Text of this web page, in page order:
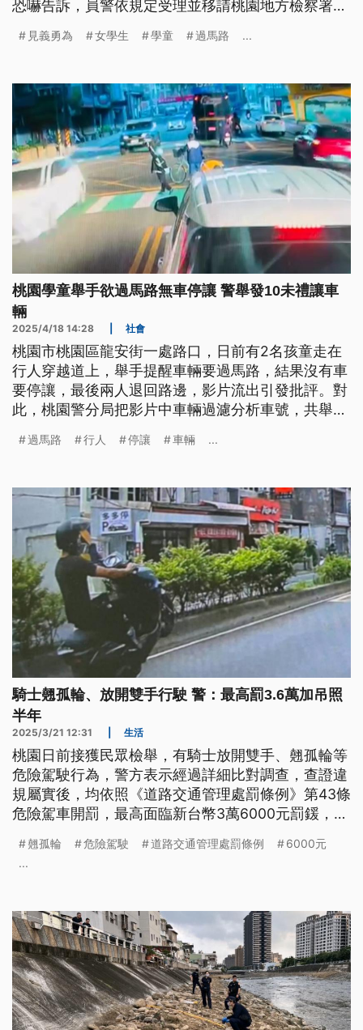
恐嚇告訴，員警依規定受理並移請桃園地方檢察署偵
見義勇為 女學生 學童 過馬路 ...
桃園學童舉手欲過馬路無車停讓 警舉發10未禮讓車
輛
2025/4/18 14:28 社會
桃園市桃園區龍安街一處路口，日前有2名孩童走在
行人穿越道上，舉手提醒車輛要過馬路，結果沒有車
要停讓，最後兩人退回路邊，影片流出引發批評。對
此，桃園警分局把影片中車輛過濾分析車號，共舉發
過馬路 行人 停讓 車輛 ...
騎士翹孤輪、放開雙手行駛 警：最高罰3.6萬加吊照
半年
2025/3/21 12:31 生活
桃園日前接獲民眾檢舉，有騎士放開雙手、翹孤輪等
危險駕駛行為，警方表示經過詳細比對調查，查證違
規屬實後，均依照《道路交通管理處罰條例》第43條
危險駕車開罰，最高面臨新台幣3萬6000元罰鍰，還
翹孤輪 危險駕駛 道路交通管理處罰條例
6000元
...